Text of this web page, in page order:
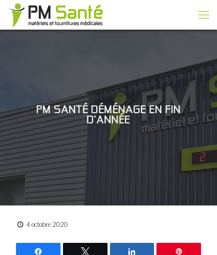
PM SANTÉ DÉMÉNAGE EN FIN
D’ANNÉE
4 octobre 2020